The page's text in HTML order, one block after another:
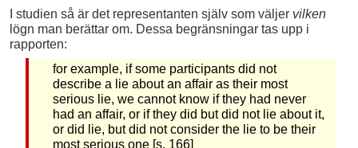
I studien så är det representanten själv som väljer vilken
lögn man berättar om. Dessa begränsningar tas upp i
rapporten:
for example, if some participants did not
describe a lie about an affair as their most
serious lie, we cannot know if they had never
had an affair, or if they did but did not lie about it,
or did lie, but did not consider the lie to be their
most serious one [s. 166]